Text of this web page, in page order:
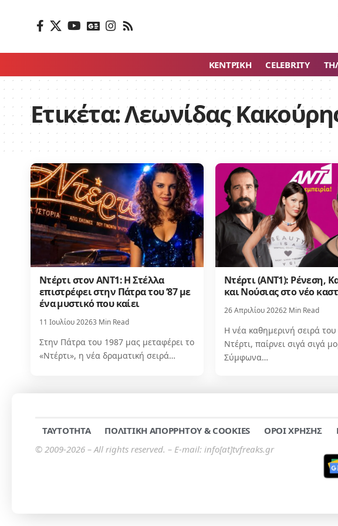
ΚΕΝΤΡΙΚΗ CELEBRITY
Ετικέτα:Λεωνίδας
Ντέρτι στον ΑΝΤ1: Η Στέλλα
επιστρέφει στην Πάτρα του ’87 με
ένα μυστικό που καίει
11 Ιουλίου 20263 Min Read
Στην Πάτρα του 1987 μας μεταφέρει το
«Ντέρτι», η νέα δραματική σειρά…
Ντέρτι (ΑΝΤ1): Ρένεση,
και Νούσιας στο νέο καστ
26 Απριλίου 20262 Min Read
Η νέα καθημερινή σειρά
Ντέρτι, παίρνει σιγά σιγά
Σύμφωνα…
TAYTOTHTA ΠΟΛΙΤΙΚΗ ΑΠΟΡΡΗΤΟΥ & COOKIES ΟΡΟΙ ΧΡΗΣΗΣ
© 2009-2026 – All rights reserved. – E-mail: info[at]tvfreaks.gr